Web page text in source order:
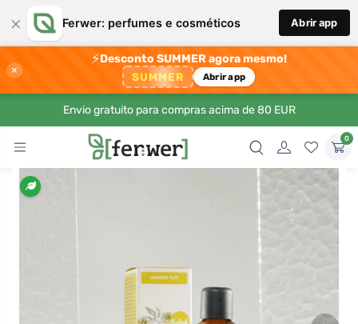
× Ferwer: perfumes e cosméticos Abrir app
×
⚡Desconto SUMMER agora mesmo!
SUMMER Abrir app
Envio gratuito para compras acima de 80 EUR
0